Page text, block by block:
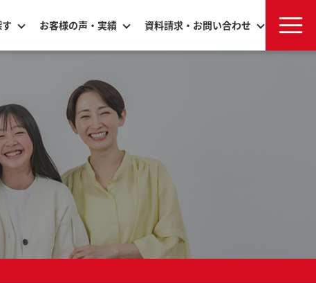
お客様の声・実績 資料請求・お問い合わせ